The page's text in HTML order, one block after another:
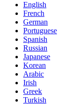
English
French
German
Portuguese
Spanish
Russian
Japanese
Korean
Arabic
Irish
Greek
Turkish